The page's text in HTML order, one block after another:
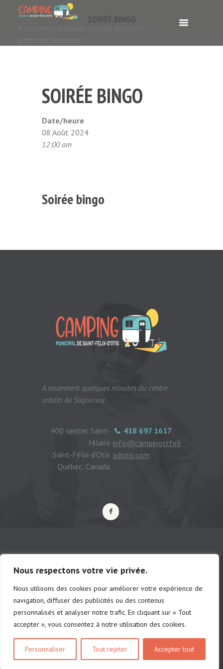
Nous respectons votre vie privée.
Nous utilisons des cookies pour améliorer votre expérience de
navigation, diffuser des publicités ou des contenus
personnalisés et analyser notre trafic. En cliquant sur « Tout
accepter », vous consentez à notre utilisation des cookies.
Personnaliser Tout rejeter Accepter tout
A seulement quelques minutes du centre
urbain de Saguenay
SOIRÉE BINGO
SOIRÉE BINGO
Date/heure
08 Août 2024
12:00 am
Soirée bingo
A seulement quelques minutes du centre
urbain de Saguenay
418 697 1617
info@campingstfeli
xdotis.com
400 sentier Saint-
Hilaire
Saint-Félix-d'Otis
Québec, Canada
© Camping municipal de St-Félix d'Otis,
tous droits réservés |Politique de
confidentialité
# d'établissements: chalet 222691 |
camping 201213